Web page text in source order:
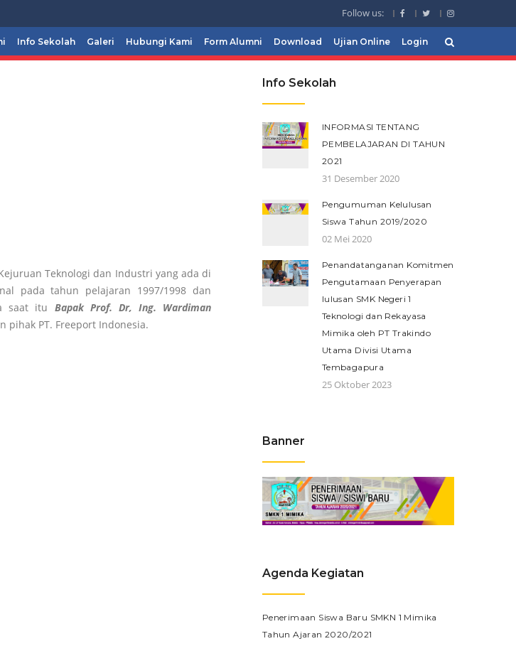
Follow us:
Info Sekolah Galeri Hubungi Kami Form Alumni Download Ujian Online Login
Teknologi dan Industri yang ada di
pada tahun pelajaran 1997/1998 dan
saat itu Bapak Prof. Dr, Ing. Wardiman
pihak PT. Freeport Indonesia.
Info Sekolah
INFORMASI TENTANG
PEMBELAJARAN DI TAHUN
2021
31 Desember 2020
Pengumuman Kelulusan
Siswa Tahun 2019/2020
02 Mei 2020
Penandatanganan Komitmen
Pengutamaan Penyerapan
lulusan SMK Negeri 1
Teknologi dan Rekayasa
Mimika oleh PT Trakindo
Utama Divisi Utama
Tembagapura
25 Oktober 2023
Banner
Agenda Kegiatan
Penerimaan Siswa Baru SMKN 1 Mimika
Tahun Ajaran 2020/2021